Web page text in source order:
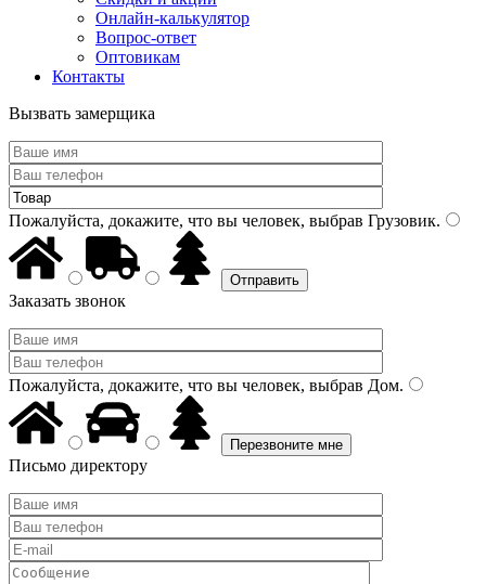
Онлайн-калькулятор
Вопрос-ответ
Оптовикам
Контакты
Вызвать замерщика
Пожалуйста, докажите, что вы человек, выбрав Грузовик.
Заказать звонок
Пожалуйста, докажите, что вы человек, выбрав Дом.
Письмо директору